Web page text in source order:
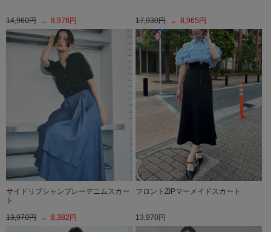
14,960円 → 8,976円 17,930円 → 8,965円
サイドリブシャンブレーデニムスカー
ト
13,970円 → 8,382円
フロントZIPマーメイドスカート
13,970円